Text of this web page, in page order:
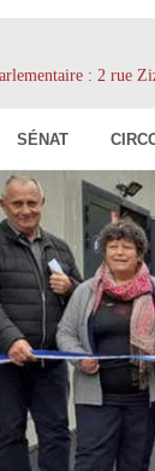
: 2 rue
SÉNAT